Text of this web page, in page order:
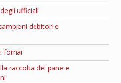
ufficiali
debitori e
fornai
raccolta del pane e